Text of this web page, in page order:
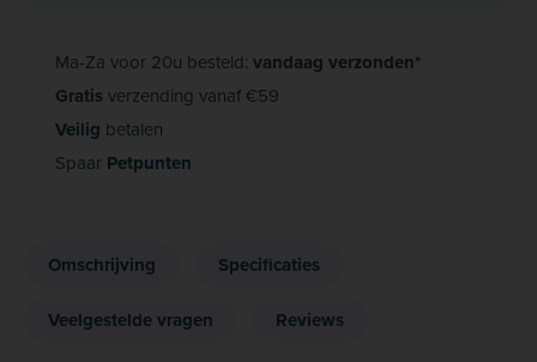
Ma-Za voor 20u besteld: vandaag verzonden*
Gratisverzending vanaf €59
Veilig betalen
Spaar Petpunten
Omschrijving Specificaties
Veelgestelde vragen Reviews